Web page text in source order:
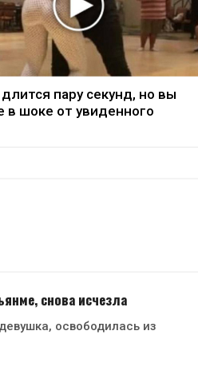
пару секунд, но вы
в шоке от увиденного
снова исчезла
освободилась из